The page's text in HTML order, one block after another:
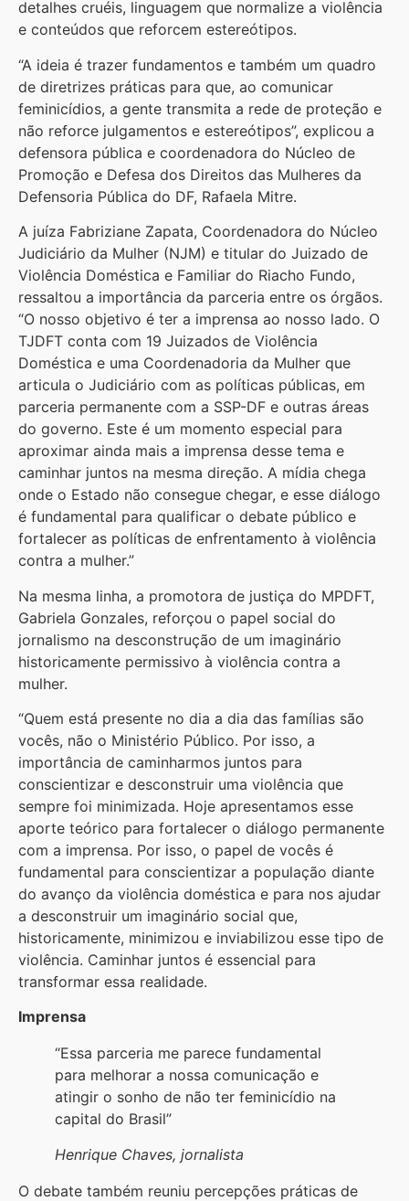
detalhes cruéis, linguagem que normalize a violência
e conteúdos que reforcem estereótipos.
“A ideia é trazer fundamentos e também um quadro
de diretrizes práticas para que, ao comunicar
feminicídios, a gente transmita a rede de proteção e
não reforce julgamentos e estereótipos”, explicou a
defensora pública e coordenadora do Núcleo de
Promoção e Defesa dos Direitos das Mulheres da
Defensoria Pública do DF, Rafaela Mitre.
A juíza Fabriziane Zapata, Coordenadora do Núcleo
Judiciário da Mulher (NJM) e titular do Juizado de
Violência Doméstica e Familiar do Riacho Fundo,
ressaltou a importância da parceria entre os órgãos.
“O nosso objetivo é ter a imprensa ao nosso lado. O
TJDFT conta com 19 Juizados de Violência
Doméstica e uma Coordenadoria da Mulher que
articula o Judiciário com as políticas públicas, em
parceria permanente com a SSP-DF e outras áreas
do governo. Este é um momento especial para
aproximar ainda mais a imprensa desse tema e
caminhar juntos na mesma direção. A mídia chega
onde o Estado não consegue chegar, e esse diálogo
é fundamental para qualificar o debate público e
fortalecer as políticas de enfrentamento à violência
contra a mulher.”
Na mesma linha, a promotora de justiça do MPDFT,
Gabriela Gonzales, reforçou o papel social do
jornalismo na desconstrução de um imaginário
historicamente permissivo à violência contra a
mulher.
“Quem está presente no dia a dia das famílias são
vocês, não o Ministério Público. Por isso, a
importância de caminharmos juntos para
conscientizar e desconstruir uma violência que
sempre foi minimizada. Hoje apresentamos esse
aporte teórico para fortalecer o diálogo permanente
com a imprensa. Por isso, o papel de vocês é
fundamental para conscientizar a população diante
do avanço da violência doméstica e para nos ajudar
a desconstruir um imaginário social que,
historicamente, minimizou e inviabilizou esse tipo de
violência. Caminhar juntos é essencial para
transformar essa realidade.
Imprensa
“Essa parceria me parece fundamental
para melhorar a nossa comunicação e
atingir o sonho de não ter feminicídio na
capital do Brasil”
Henrique Chaves, jornalista
O debate também reuniu percepções práticas de